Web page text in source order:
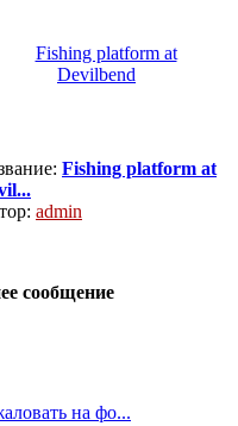
Fishing platform at
admin
сообщение
на фо...